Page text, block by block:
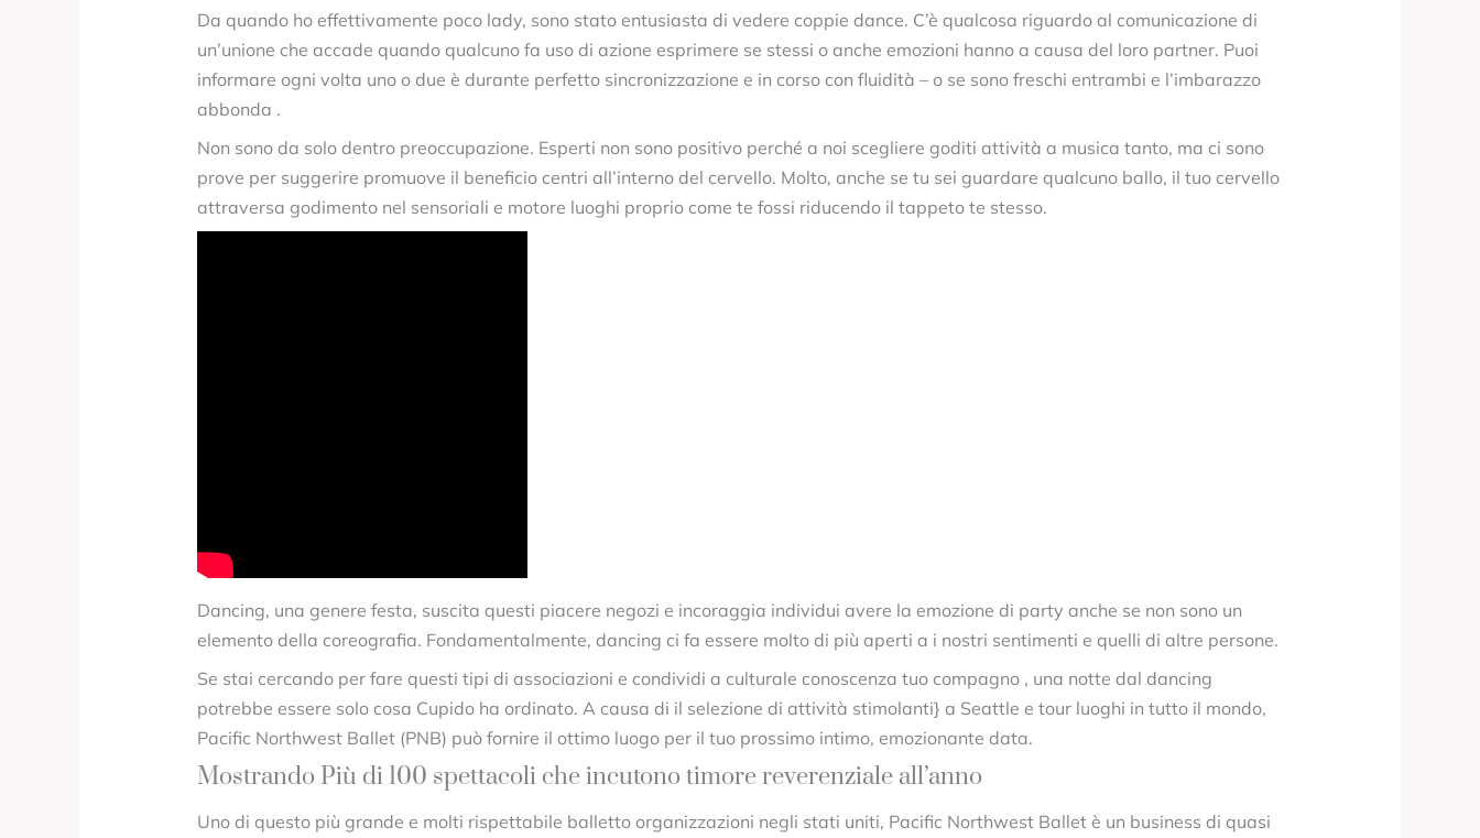
Da quando ho effettivamente poco lady, sono stato entusiasta di vedere coppie dance. C’è qualcosa riguardo al comunicazione di
un’unione che accade quando qualcuno fa uso di azione esprimere se stessi o anche emozioni hanno a causa del loro partner. Puoi
informare ogni volta uno o due è durante perfetto sincronizzazione e in corso con fluidità – o se sono freschi entrambi e l’imbarazzo
abbonda .
Non sono da solo dentro preoccupazione. Esperti non sono positivo perché a noi scegliere goditi attività a musica tanto, ma ci sono
prove per suggerire promuove il beneficio centri all’interno del cervello. Molto, anche se tu sei guardare qualcuno ballo, il tuo cervello
attraversa godimento nel sensoriali e motore luoghi proprio come te fossi riducendo il tappeto te stesso.
Dancing, una genere festa, suscita questi piacere negozi e incoraggia individui avere la emozione di party anche se non sono un
elemento della coreografia. Fondamentalmente, dancing ci fa essere molto di più aperti a i nostri sentimenti e quelli di altre persone.
Se stai cercando per fare questi tipi di associazioni e condividi a culturale conoscenza tuo compagno , una notte dal dancing
potrebbe essere solo cosa Cupido ha ordinato. A causa di il selezione di attività stimolanti} a Seattle e tour luoghi in tutto il mondo,
Pacific Northwest Ballet (PNB) può fornire il ottimo luogo per il tuo prossimo intimo, emozionante data.
Mostrando Più di 100 spettacoli che incutono timore reverenziale all’anno
Uno di questo più grande e molti rispettabile balletto organizzazioni negli stati uniti, Pacific Northwest Ballet è un business di quasi